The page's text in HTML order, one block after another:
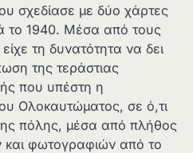
σχεδίασε με δύο χάρτες
το 1940. Μέσα από τους
τη δυνατότητα να δει
της τεράστιας
που υπέστη η
Ολοκαυτώματος, σε ό,τι
πόλης, μέσα από πλήθος
και φωτογραφιών από το